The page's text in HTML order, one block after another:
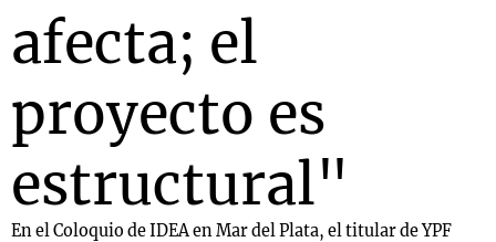
afecta; el
proyecto es
estructural"
En el Coloquio de IDEA en Mar del Plata, el titular de YPF